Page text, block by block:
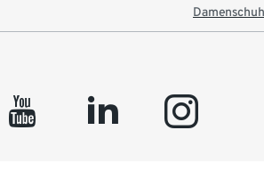
youtube linkedin instagram